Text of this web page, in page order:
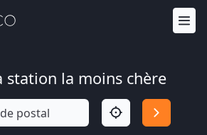
station la moins chère